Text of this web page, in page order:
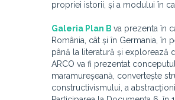
propriei istorii, și a modului în
Galeria Plan B va prezenta în
România, cât și în Germania, în
până la literatură și explorează
ARCO va fi prezentat
maramureșeană, convertește
constructivismului, a